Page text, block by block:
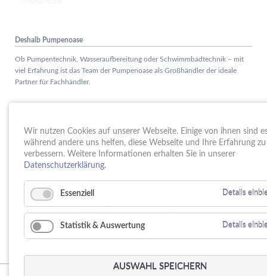
Deshalb Pumpenoase
Ob Pumpentechnik, Wasseraufbereitung oder Schwimmbadtechnik – mit
viel Erfahrung ist das Team der Pumpenoase als Großhändler der ideale
Partner für Fachhändler.
15. Schule trifft Wirtschaft bei der PUMPENoase!
18. Vortrag IT-Sicherheit
16 Jahre PUMPENoase
23.
Wir nutzen Cookies auf unserer Webseite. Einige von ihnen sind
während andere uns helfen, diese Webseite und Ihre Erfahrung zu
verbessern. Weitere Informationen erhalten Sie in unserer
Datenschutzerklärung.
Essenziell Details
Statistik & Auswertung Details
AUSWAHL SPEICHERN